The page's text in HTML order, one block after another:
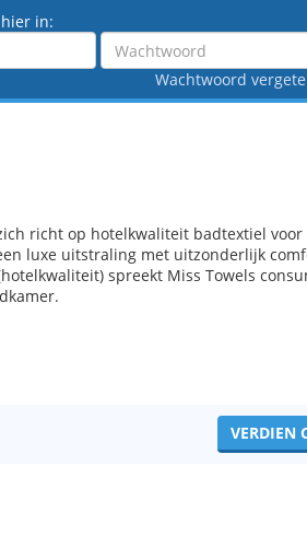
in:
Wachtwoord
Wachtwoord
richt op hotelkwaliteit badtextiel voor
luxe uitstraling met uitzonderlijk
spreekt Miss Towels
VERDIEN